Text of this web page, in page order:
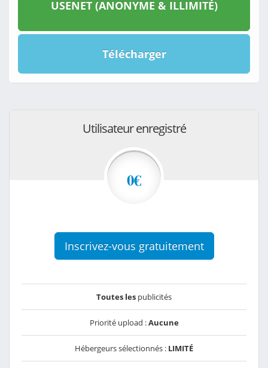
USENET (ANONYME & ILLIMITÉ)
Télécharger
Utilisateur enregistré
0€
Inscrivez-vous gratuitement
Toutes les publicités
Priorité upload :Aucune
Hébergeurs sélectionnés : LIMITÉ